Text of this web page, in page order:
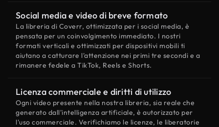
Social media e video di breve formato
La libreria di Coverr, ottimizzata per i social media, è
pensata per un coinvolgimento immediato. I nostri
formati verticali e ottimizzati per dispositivi mobili ti
aiutano a catturare l'attenzione nei primi tre secondi e a
rimanere fedele a TikTok, Reels e Shorts.
Licenza commerciale e diritti di utilizzo
Ogni video presente nella nostra libreria, sia reale che
generato dall'intelligenza artificiale, è autorizzato per
l'uso commerciale. Verifichiamo le licenze, le liberatorie